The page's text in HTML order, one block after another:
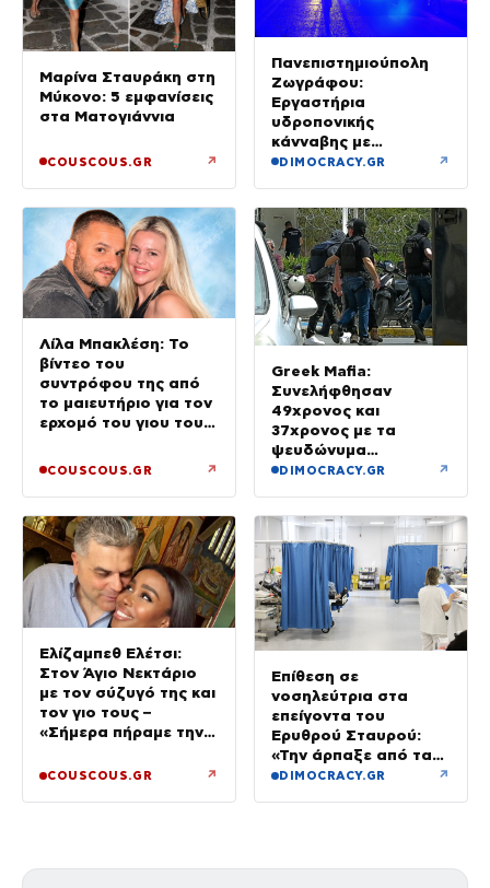
Μαρίνα Σταυράκη στη
Μύκονο: 5 εμφανίσεις
στα Ματογιάννια
COUSCOUS.GR ↗
Πανεπιστημιούπολη
Ζωγράφου:
Εργαστήρια
υδροπονικής
κάνναβης με
προσδοκώμενο
Χειροπέδες σε τρία
άτομα
DIMOCRACY.GR ↗
Λίλα Μπακλέση: Το
βίντεο του
συντρόφου της από
το μαιευτήριο για τον
ερχομό του γιου τους
και θα σε χαζεύω»
COUSCOUS.GR ↗
Greek Mafia:
Συνελήφθησαν
49χρονος και
37χρονος με τα
ψευδώνυμα
«πίτμπουλ» και
DIMOCRACY.GR ↗
Ελίζαμπεθ Ελέτσι:
Στον Άγιο Νεκτάριο
με τον σύζυγό της και
τον γιο τους –
«Σήμερα πήραμε την
COUSCOUS.GR ↗
Επίθεση σε
νοσηλεύτρια στα
επείγοντα του
Ερυθρού Σταυρού:
«Την άρπαξε από τα
μαλλιά, της κατάφερε
DIMOCRACY.GR ↗